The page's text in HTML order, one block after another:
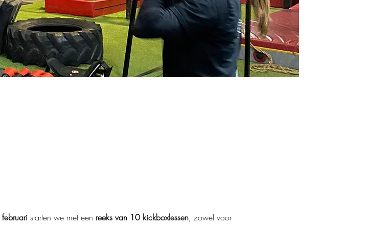
februari starten we met een reeks van 10 kickboxlessen, zowel voor